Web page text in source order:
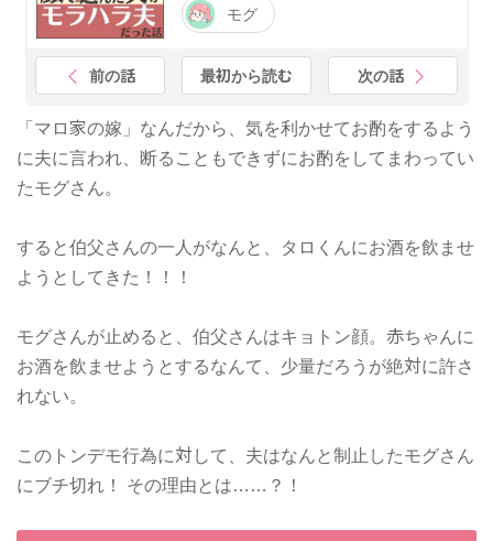
モグ
前の話 最初から読む 次の話
「マロ家の嫁」なんだから、気を利かせてお酌をするよう
に夫に言われ、断ることもできずにお酌をしてまわってい
たモグさん。
すると伯父さんの一人がなんと、タロくんにお酒を飲ませ
ようとしてきた！！！
モグさんが止めると、伯父さんはキョトン顔。赤ちゃんに
お酒を飲ませようとするなんて、少量だろうが絶対に許さ
れない。
このトンデモ行為に対して、夫はなんと制止したモグさん
にブチ切れ！ その理由とは……？！